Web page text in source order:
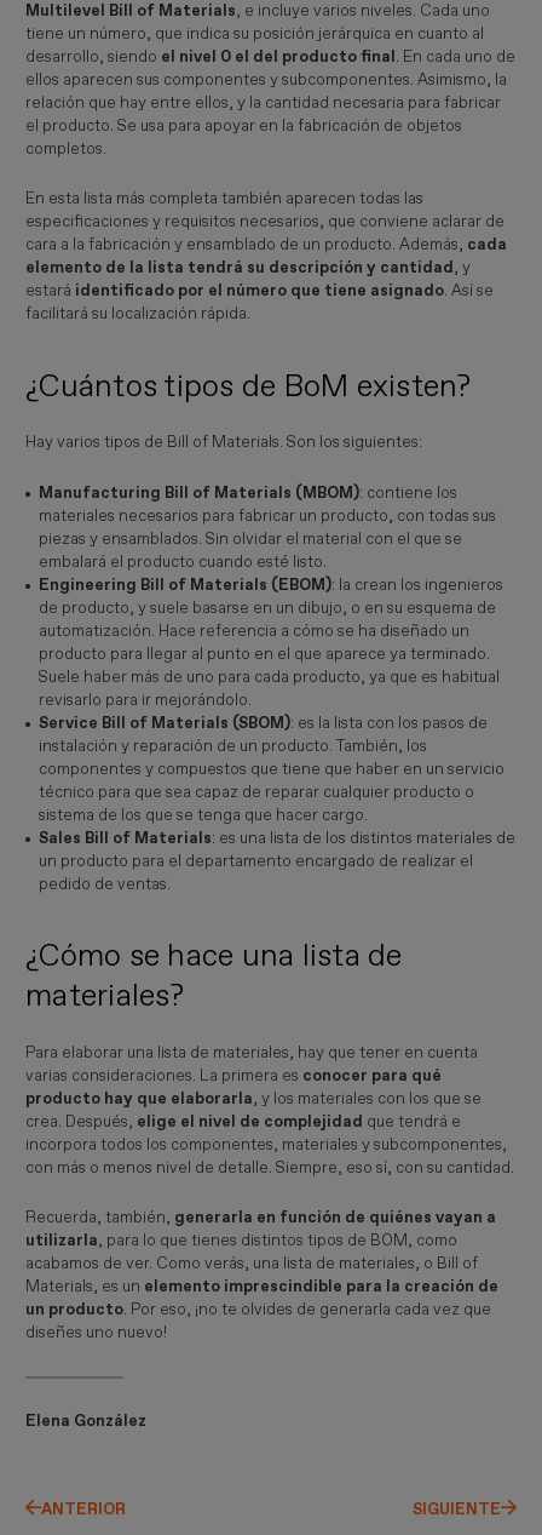
Multilevel Bill of Materials, e incluye varios niveles. Cada uno
tiene un número, que indica su posición jerárquica en cuanto al
desarrollo, siendo el nivel 0 el del producto final . En cada uno de
ellos aparecen sus componentes y subcomponentes. Asimismo, la
relación que hay entre ellos, y la cantidad necesaria para fabricar
el producto. Se usa para apoyar en la fabricación de objetos
completos.
En esta lista más completa también aparecen todas las
especificaciones y requisitos necesarios, que conviene aclarar de
cara a la fabricación y ensamblado de un producto. Además, cada
elemento de la lista tendrá su descripción y cantidad, y
estará identificado por el número que tiene asignado. Así se
facilitará su localización rápida.
¿Cuántos tipos de BoM existen?
Hay varios tipos de Bill of Materials. Son los siguientes:
Manufacturing Bill of Materials (MBOM): contiene los
materiales necesarios para fabricar un producto, con todas sus
piezas y ensamblados. Sin olvidar el material con el que se
embalará el producto cuando esté listo.
Engineering Bill of Materials (EBOM): la crean los ingenieros
de producto, y suele basarse en un dibujo, o en su esquema de
automatización. Hace referencia a cómo se ha diseñado un
producto para llegar al punto en el que aparece ya terminado.
Suele haber más de uno para cada producto, ya que es habitual
revisarlo para ir mejorándolo.
Service Bill of Materials (SBOM): es la lista con los pasos de
instalación y reparación de un producto. También, los
componentes y compuestos que tiene que haber en un servicio
técnico para que sea capaz de reparar cualquier producto o
sistema de los que se tenga que hacer cargo.
Sales Bill of Materials: es una lista de los distintos materiales de
un producto para el departamento encargado de realizar el
pedido de ventas.
¿Cómo se hace una lista de
materiales?
Para elaborar una lista de materiales, hay que tener en cuenta
varias consideraciones. La primera es conocer para qué
producto hay que elaborarla, y los materiales con los que se
crea. Después, elige el nivel de complejidad que tendrá e
incorpora todos los componentes, materiales y subcomponentes,
con más o menos nivel de detalle. Siempre, eso sí, con su cantidad.
Recuerda, también, generarla en función de quiénes vayan a
utilizarla, para lo que tienes distintos tipos de BOM, como
acabamos de ver. Como verás, una lista de materiales, o Bill of
Materials, es un elemento imprescindible para la creación de
un producto. Por eso, ¡no te olvides de generarla cada vez que
diseñes uno nuevo!
Elena González
ANTERIOR SIGUIENTE